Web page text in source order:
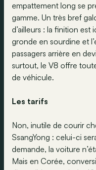
empattement long se
gamme. Un très bref
d’ailleurs : la finition
gronde en sourdine et
passagers arrière en
surtout, le V8 offre
de véhicule.
Les tarifs
Non, inutile de courir
SsangYong : celui-ci
demande, la voiture
Mais en Corée,